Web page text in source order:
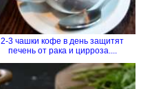
2-3 чашки кофе в день защитят
печень от рака и цирроза....